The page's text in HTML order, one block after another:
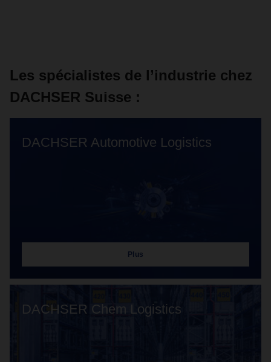
Les spécialistes de l’industrie chez
DACHSER Suisse :
DACHSER Automotive Logistics
Plus
DACHSER Chem Logistics